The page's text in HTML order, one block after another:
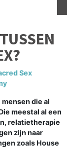
Sex
die al
meestal al een
relatietherapie
zijn naar
zoals House